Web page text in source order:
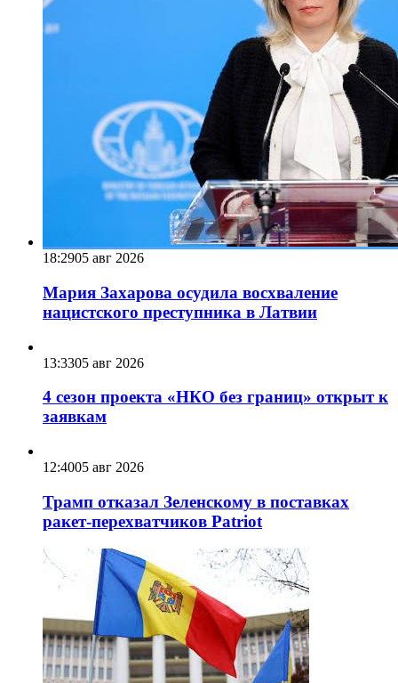
18:2905 авг 2026
Мария Захарова осудила восхваление
нацистского преступника в Латвии
13:3305 авг 2026
4 сезон проекта «НКО без границ» открыт к
заявкам
12:4005 авг 2026
Трамп отказал Зеленскому в поставках
ракет-перехватчиков Patriot